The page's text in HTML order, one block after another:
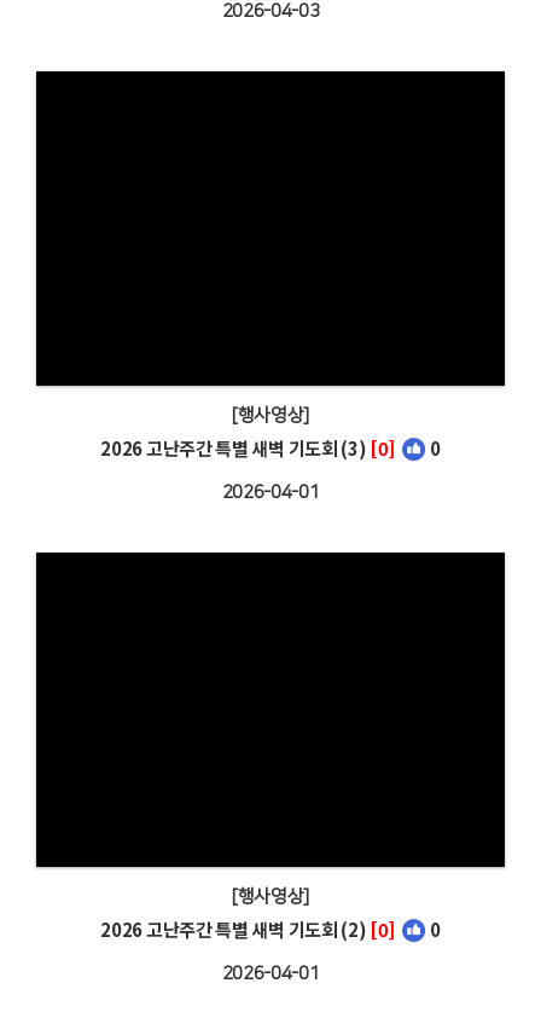
2026-04-03
[행사영상]
2026 고난주간 특별 새벽 기도회 (3) [0] 0
2026-04-01
[행사영상]
2026 고난주간 특별 새벽 기도회 (2) [0] 0
2026-04-01